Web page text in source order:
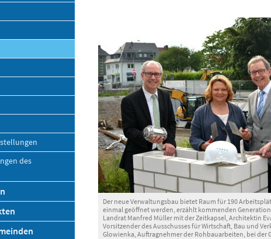
des
Der neue Verwaltungsbau bietet Raum für 190
einmal geöffnet werden, erzählt kommenden
Landrat Manfred Müller mit der Zeitkapsel, Architektin
Vorsitzender des Ausschusses für Wirtschaft, Bau und
Glowienka, Auftragnehmer der Rohbauarbeiten, bei der